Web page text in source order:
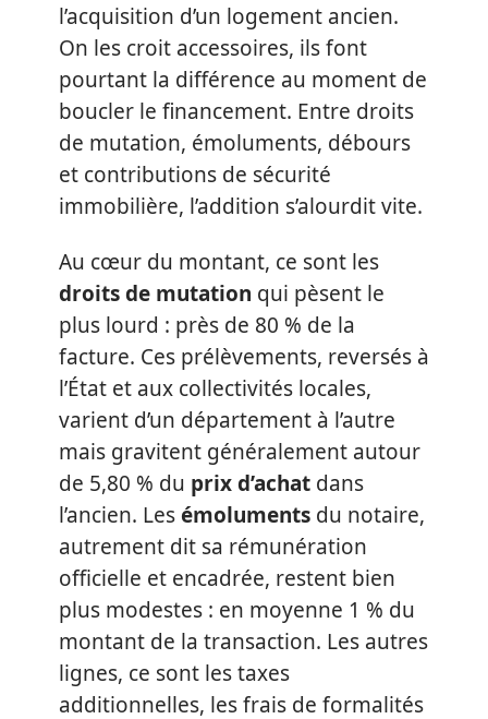
l’acquisition d’un logement ancien.
On les croit accessoires, ils font
pourtant la différence au moment de
boucler le financement. Entre droits
de mutation, émoluments, débours
et contributions de sécurité
immobilière, l’addition s’alourdit vite.
Au cœur du montant, ce sont les
droits de mutation qui pèsent le
plus lourd : près de 80 % de la
facture. Ces prélèvements, reversés à
l’État et aux collectivités locales,
varient d’un département à l’autre
mais gravitent généralement autour
de 5,80 % du prix d’achat dans
l’ancien. Lesémoluments du notaire,
autrement dit sa rémunération
officielle et encadrée, restent bien
plus modestes : en moyenne 1 % du
montant de la transaction. Les autres
lignes, ce sont les taxes
additionnelles, les frais de formalités